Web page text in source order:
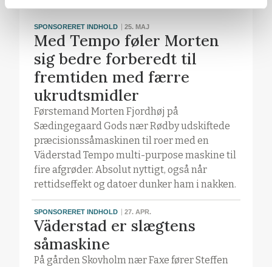
SPONSORERET INDHOLD 25. MAJ
Med Tempo føler Morten
sig bedre forberedt til
fremtiden med færre
ukrudtsmidler
Førstemand Morten Fjordhøj på
Sædingegaard Gods nær Rødby udskiftede
præcisionssåmaskinen til roer med en
Väderstad Tempo multi-purpose maskine til
fire afgrøder. Absolut nyttigt, også når
rettidseffekt og datoer dunker ham i nakken.
SPONSORERET INDHOLD 27. APR.
Väderstad er slægtens
såmaskine
På gården Skovholm nær Faxe fører Steffen